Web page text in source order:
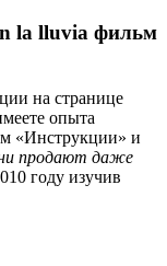
la lluvia фильм
на странице
опыта
«Инструкции» и
продают даже
году изучив